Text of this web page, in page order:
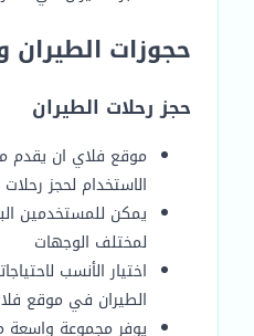
حجوزات الطيران
حجز رحلات الطيران
موقع فلاي ان يقدم
الاستخدام لحجز رحلات
يمكن للمستخدمين
لمختلف الوجهات
اختيار الأنسب
الطيران في موقع
يوفر مجموعة واسعة